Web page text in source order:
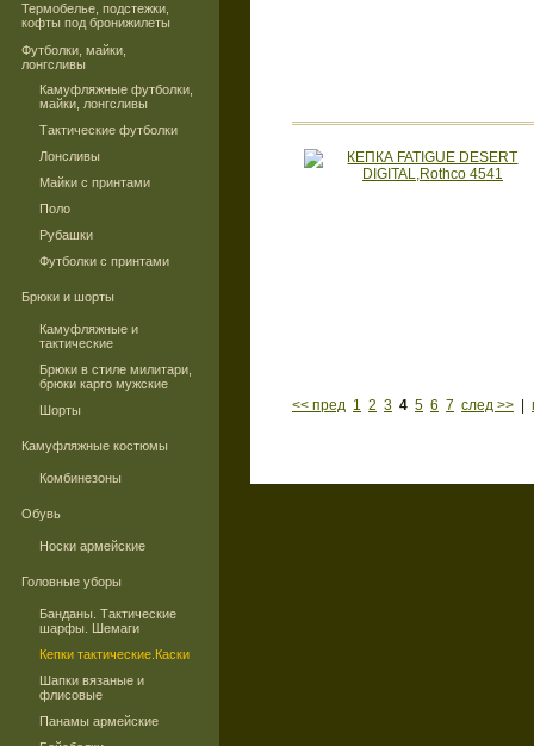
Термобелье, подстежки,
кофты под бронижилеты
Футболки, майки,
лонгсливы
Камуфляжные футболки,
майки, лонгсливы
Тактические футболки
Лонсливы
Майки с принтами
Поло
Рубашки
Футболки с принтами
Брюки и шорты
Камуфляжные и
тактические
Брюки в стиле милитари,
брюки карго мужские
Шорты
Камуфляжные костюмы
Комбинезоны
Обувь
Носки армейские
Головные уборы
Банданы. Тактические
шарфы. Шемаги
Кепки тактические.Каски
Шапки вязаные и
флисовые
Панамы армейские
<< пред 1 2 3 4 5 6 7 след >>